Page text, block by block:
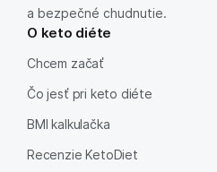
a bezpečné chudnutie.
O keto diéte
Chcem začať
Čo jesť pri keto diéte
BMI kalkulačka
Recenzie KetoDiet